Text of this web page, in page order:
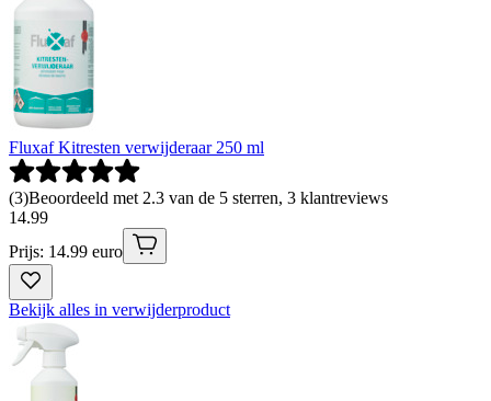
Fluxaf Kitresten verwijderaar 250 ml
(3)Beoordeeld met 2.3 van de 5 sterren, 3 klantreviews
14.99
Prijs: 14.99 euro
Bekijk alles in verwijderproduct